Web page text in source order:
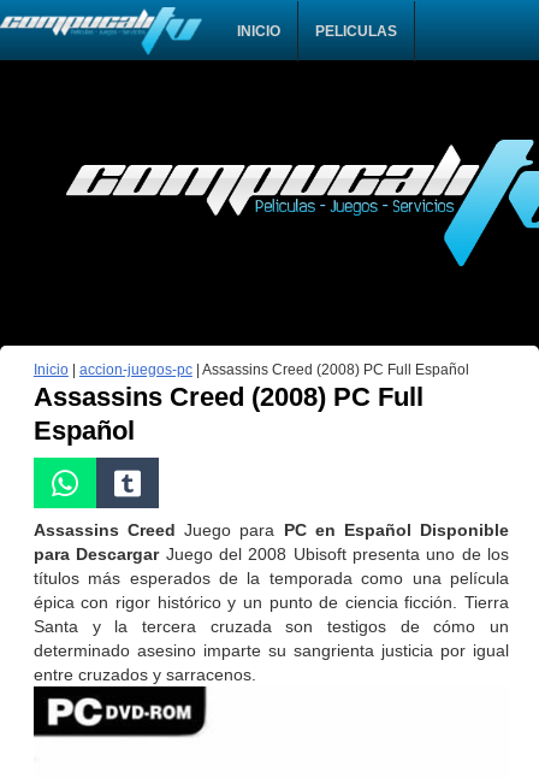
INICIO PELICULAS
Inicio| accion-juegos-pc| Assassins Creed (2008) PC Full Español
Assassins Creed (2008) PC Full
Español
Assassins Creed Juego para PC en Español Disponible
para DescargarJuego del 2008 Ubisoft presenta uno de los
títulos más esperados de la temporada como una película
épica con rigor histórico y un punto de ciencia ficción. Tierra
Santa y la tercera cruzada son testigos de cómo un
determinado asesino imparte su sangrienta justicia por igual
entre cruzados y sarracenos.